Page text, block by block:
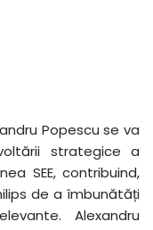
Popescu se va
strategice a
SEE, contribuind,
de a îmbunătăți
Alexandru